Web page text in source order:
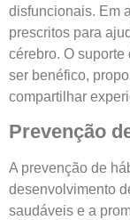
disfuncionais. Em
prescritos para
cérebro. O
ser benéfico,
compartilhar
Prevenção
A prevenção de
desenvolvimento
saudáveis e a